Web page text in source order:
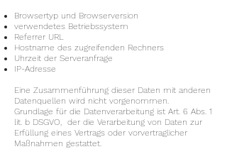
Browsertyp und Browserversion
verwendetes Betriebssystem
Referrer URL
Hostname des zugreifenden Rechners
Uhrzeit der Serveranfrage
IP-Adresse
Eine Zusammenführung dieser Daten mit anderen
Datenquellen wird nicht vorgenommen.
Grundlage für die Datenverarbeitung ist Art. 6 Abs. 1
lit. b DSGVO, der die Verarbeitung von Daten zur
Erfüllung eines Vertrags oder vorvertraglicher
Maßnahmen gestattet.